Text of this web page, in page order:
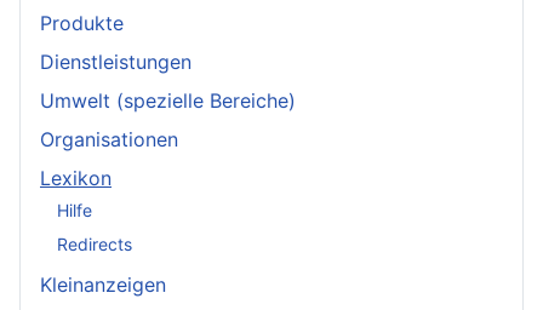
Produkte
Dienstleistungen
Umwelt (spezielle Bereiche)
Organisationen
Lexikon
Hilfe
Redirects
Kleinanzeigen